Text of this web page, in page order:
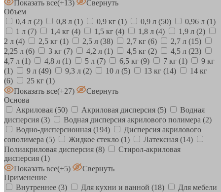
Показать все(+13)
Свернуть
Объем
0,4 л (2) 0,8 л (1) 0,9 кг (1) 0,9 л (50) 0,96 л (1)
1 л (7) 1,4 кг (4) 1,5 кг (4) 1,8 л (4) 1,9 л (2)
2 л (4) 2,5 кг (1) 2,5 л (38) 2,7 кг (6) 2,7 л (15)
2,25 л (6) 3 кг (7) 4,2 л (1) 4,5 кг (2) 4,5 л (23)
4,7 л (1) 4,8 л (1) 5 л (7) 6,5 кг (9) 7 кг (1)
9 кг
(1)
9 л (49) 9,3 л (2) 10 л (5) 13 кг (14)
14 кг
(6)
25 кг (1)
Показать все(+27)
Свернуть
Основа
Акриловая (50) Акриловая дисперсия (5)
Водная
дисперсия (3) Водная дисперсия акрилового полимера (2)
Водно-дисперсионная (194)
Дисперсия акрилового
сополимера (5) Жидкое стекло (1) Латексная (14)
Полиакриловая дисперсия (8)
Стирол-акриловая
дисперсия (1)
Показать все(+5)
Свернуть
Применение
Внутреннее (3) Для кухни и ванной (18)
Для мебели